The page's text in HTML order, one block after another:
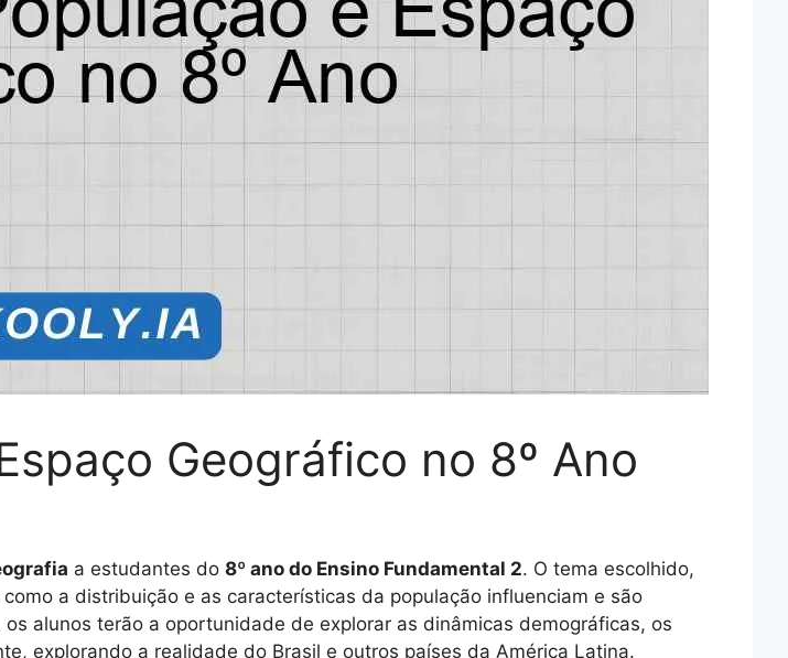
Geográfico no 8º Ano
a estudantes do 8º ano do Ensino Fundamental 2. O tema escolhido,
a distribuição e as características da população influenciam e são
alunos terão a oportunidade de explorar as dinâmicas demográficas, os
explorando a realidade do Brasil e outros países da América Latina.